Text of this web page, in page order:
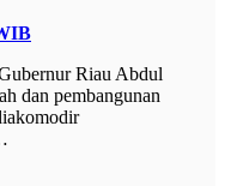
Riau Abdul
dan pembangunan